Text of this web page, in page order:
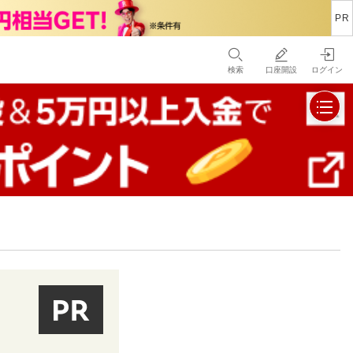
検索 口座開設 ログイン